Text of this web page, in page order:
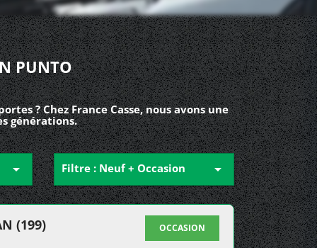
PUNTO
? Chez France Casse, nous avons une
générations.
 Filtre : Neuf + Occasion 
(199) OCCASION